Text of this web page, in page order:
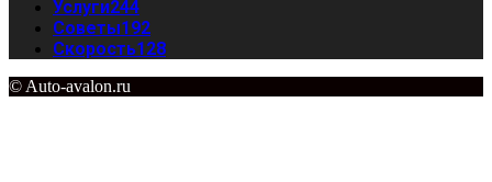
Услуги244
Советы192
Скорость128
© Auto-avalon.ru